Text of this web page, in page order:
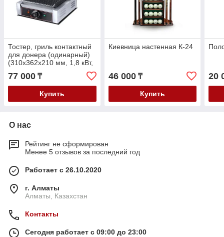
Тостер, гриль контактный
для донера (одинарный)
(310х362х210 мм, 1,8 кВт,
77 000 ₸
Купить
Киевница настенная К-24
46 000₸
Купить
20
О нас
Рейтинг не сформирован
Менее 5 отзывов за последний год
Работает с 26.10.2020
г. Алматы
Алматы, Казахстан
Контакты
Сегодня работает с 09:00 до 23:00